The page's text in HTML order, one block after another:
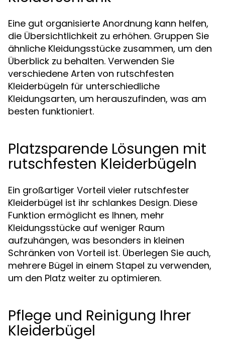
Eine gut organisierte Anordnung kann helfen,
die Übersichtlichkeit zu erhöhen. Gruppen Sie
ähnliche Kleidungsstücke zusammen, um den
Überblick zu behalten. Verwenden Sie
verschiedene Arten von rutschfesten
Kleiderbügeln für unterschiedliche
Kleidungsarten, um herauszufinden, was am
besten funktioniert.
Platzsparende Lösungen mit
rutschfesten Kleiderbügeln
Ein großartiger Vorteil vieler rutschfester
Kleiderbügel ist ihr schlankes Design. Diese
Funktion ermöglicht es Ihnen, mehr
Kleidungsstücke auf weniger Raum
aufzuhängen, was besonders in kleinen
Schränken von Vorteil ist. Überlegen Sie auch,
mehrere Bügel in einem Stapel zu verwenden,
um den Platz weiter zu optimieren.
Pflege und Reinigung Ihrer
Kleiderbügel